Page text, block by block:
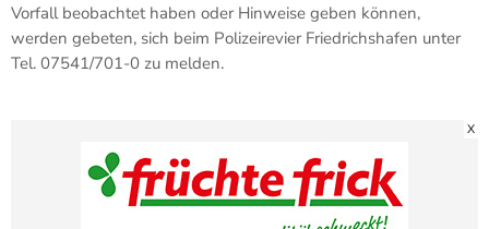
Vorfall beobachtet haben oder Hinweise geben können,
werden gebeten, sich beim Polizeirevier Friedrichshafen unter
Tel. 07541/701-0 zu melden.
X